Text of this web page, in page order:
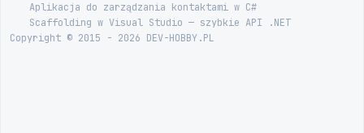
Aplikacja do zarządzania kontaktami w C#
Scaffolding w Visual Studio — szybkie API .NET
Copyright © 2015 - 2026 DEV-HOBBY.PL